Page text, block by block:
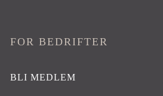
FOR BEDRIFTER
BLI MEDLEM